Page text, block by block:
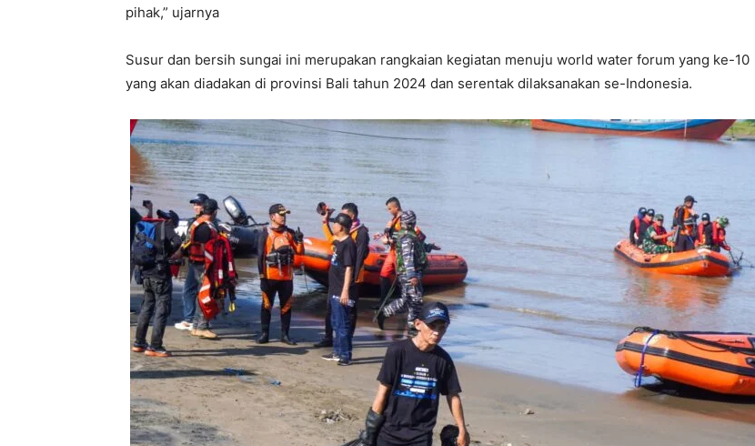
pihak,” ujarnya
Susur dan bersih sungai ini merupakan rangkaian kegiatan menuju world water forum yang ke-10
yang akan diadakan di provinsi Bali tahun 2024 dan serentak dilaksanakan se-Indonesia.